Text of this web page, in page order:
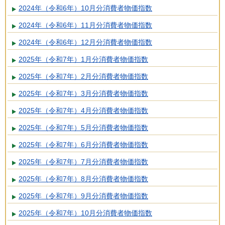
2024年（令和6年）10月分消費者物価指数
2024年（令和6年）11月分消費者物価指数
2024年（令和6年）12月分消費者物価指数
2025年（令和7年）1月分消費者物価指数
2025年（令和7年）2月分消費者物価指数
2025年（令和7年）3月分消費者物価指数
2025年（令和7年）4月分消費者物価指数
2025年（令和7年）5月分消費者物価指数
2025年（令和7年）6月分消費者物価指数
2025年（令和7年）7月分消費者物価指数
2025年（令和7年）8月分消費者物価指数
2025年（令和7年）9月分消費者物価指数
2025年（令和7年）10月分消費者物価指数